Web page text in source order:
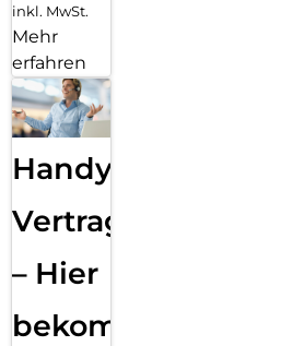
inkl. MwSt.
Mehr
erfahren
Handy
Vertragsabwicklung
– Hier
bekommst